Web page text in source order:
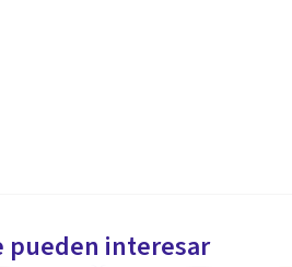
pueden interesar